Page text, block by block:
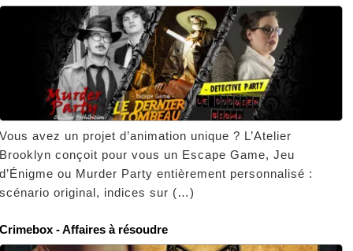
avez un projet d’animation unique ? L’Atelier
conçoit pour vous un Escape Game, Jeu
ou Murder Party entièrement personnalisé :
original, indices sur (…)
- Affaires à résoudre